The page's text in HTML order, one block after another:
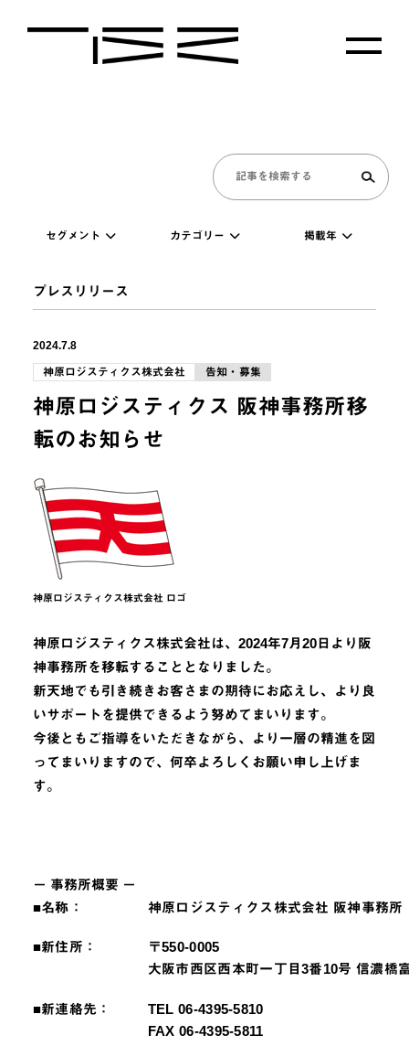
プレスリリース
2024.7.8
神原ロジスティクス株式会社 告知・募集
神原ロジスティクス 阪神事務所移
転のお知らせ
神原ロジスティクス株式会社 ロゴ
神原ロジスティクス株式会社は、2024年7月20日より阪
神事務所を移転することとなりました。
新天地でも引き続きお客さまの期待にお応えし、より良
いサポートを提供できるよう努めてまいります。
今後ともご指導をいただきながら、より一層の精進を図
ってまいりますので、何卒よろしくお願い申し上げま
す。
－ 事務所概要 －
■名称：
神原ロジスティクス株式会社 阪神事務所
■新住所：
〒550-0005
大阪市西区西本町一丁目3番10号 信濃橋
■新連絡先：
TEL 06-4395-5810
FAX 06-4395-5811
セグメント カテゴリー 掲載年